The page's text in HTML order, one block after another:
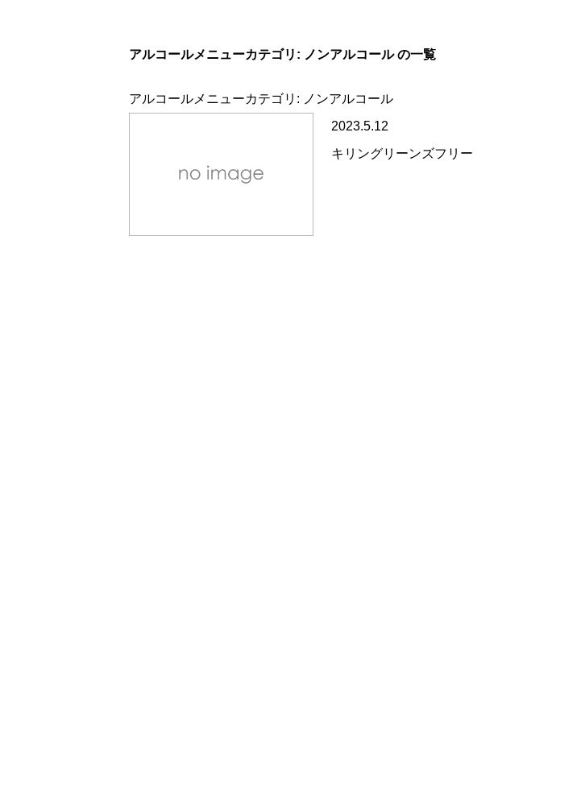
アルコールメニューカテゴリ: ノンアルコールの一覧
アルコールメニューカテゴリ: ノンアルコール
2023.5.12
キリングリーンズフリー